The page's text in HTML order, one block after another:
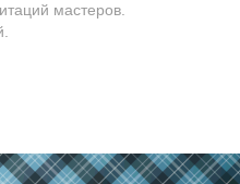
мастеров.